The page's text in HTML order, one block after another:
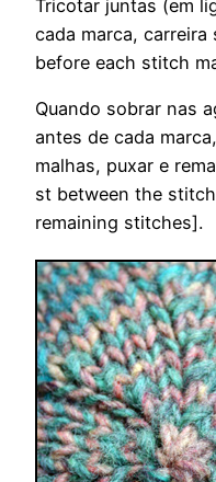
Tricotar juntas (em
cada marca, carreira
before each stitch
Quando sobrar nas
antes de cada
malhas, puxar e
st between the
remaining stitches].